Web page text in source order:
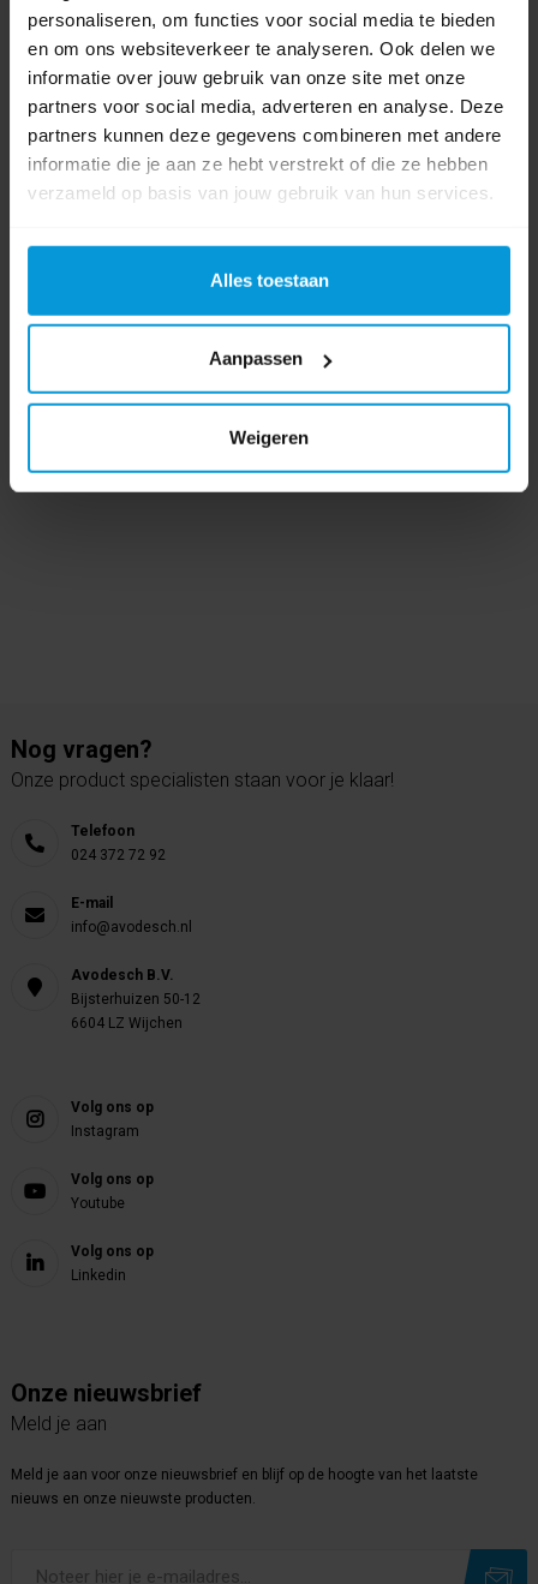
personaliseren, om functies voor social media te bieden
en om ons websiteverkeer te analyseren. Ook delen we
informatie over jouw gebruik van onze site met onze
partners voor social media, adverteren en analyse. Deze
partners kunnen deze gegevens combineren met andere
informatie die je aan ze hebt verstrekt of die ze hebben
verzameld op basis van jouw gebruik van hun services.
Alles toestaan
Aanpassen
Weigeren
Product labels
Diversey (109) (32) (1) mwe7
Bestanden
0 beoordeling(en)
Schrijf als eerste voor dit product een beoordeling
Nog vragen?
Onze product specialisten staan voor je klaar!
Telefoon
024 372 72 92
E-mail
info@avodesch.nl
Avodesch B.V.
Bijsterhuizen 50-12
6604 LZ Wijchen
Volg ons op
Instagram
Volg ons op
Youtube
Volg ons op
Linkedin
Onze nieuwsbrief
Meld je aan
Meld je aan voor onze nieuwsbrief en blijf op de hoogte van het laatste
nieuws en onze nieuwste producten.